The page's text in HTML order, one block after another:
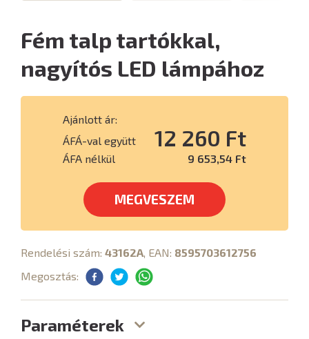
Fém talp tartókkal,
nagyítós LED lámpához
Ajánlott ár:
ÁFÁ-val együtt
12 260 Ft
ÁFA nélkül 9 653,54 Ft
MEGVESZEM
Rendelési szám: 43162A, EAN: 8595703612756
Megosztás:
Paraméterek